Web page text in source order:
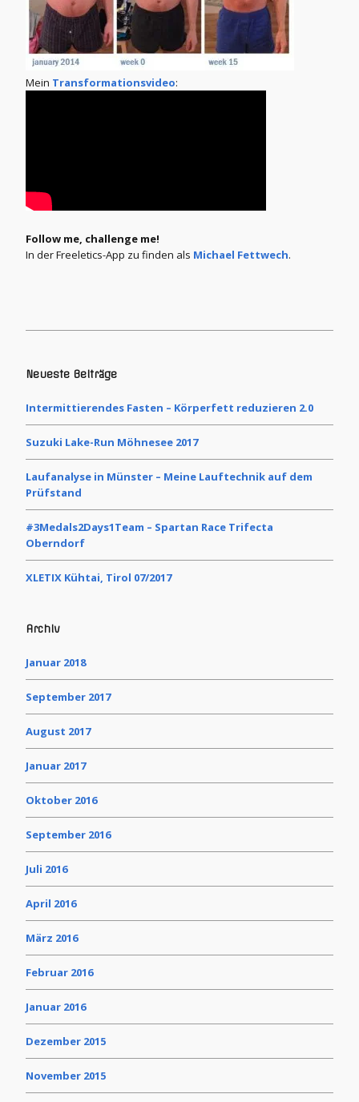
Mein Transformationsvideo:
Follow me, challenge me!
In der Freeletics-App zu finden als Michael Fettwech.
Neueste Beiträge
Intermittierendes Fasten – Körperfett reduzieren 2.0
Suzuki Lake-Run Möhnesee 2017
Laufanalyse in Münster – Meine Lauftechnik auf dem
Prüfstand
#3Medals2Days1Team – Spartan Race Trifecta
Oberndorf
XLETIX Kühtai, Tirol 07/2017
Archiv
Januar 2018
September 2017
August 2017
Januar 2017
Oktober 2016
September 2016
Juli 2016
April 2016
März 2016
Februar 2016
Januar 2016
Dezember 2015
November 2015